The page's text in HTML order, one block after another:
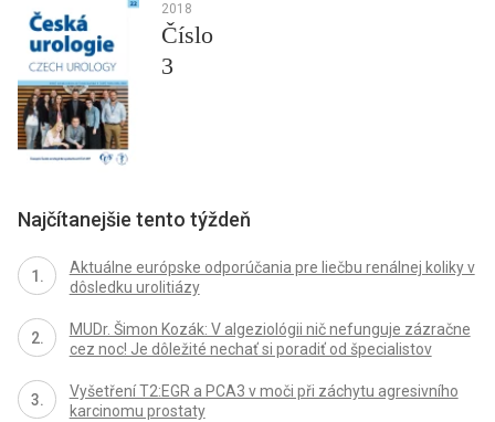
2018
Číslo
3
Najčítanejšie tento týždeň
Aktuálne európske odporúčania pre liečbu renálnej koliky v
dôsledku urolitiázy
MUDr. Šimon Kozák: V algeziológii nič nefunguje zázračne
cez noc! Je dôležité nechať si poradiť od špecialistov
Vyšetření T2:EGR a PCA3 v moči při záchytu agresivního
karcinomu prostaty